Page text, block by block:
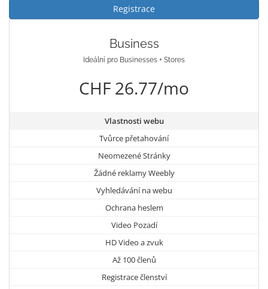
Registrace
Business
Ideální pro Businesses + Stores
CHF 26.77/mo
Vlastnosti webu
Tvůrce přetahování
Neomezené Stránky
Žádné reklamy Weebly
Vyhledávání na webu
Ochrana heslem
Video Pozadí
HD Video a zvuk
Až 100 členů
Registrace členství